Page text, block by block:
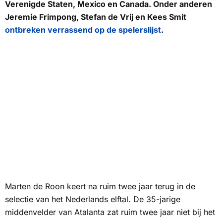
Verenigde Staten, Mexico en Canada. Onder anderen
Jeremie Frimpong, Stefan de Vrij en Kees Smit
ontbreken verrassend op de spelerslijst.
Marten de Roon keert na ruim twee jaar terug in de
selectie van het Nederlands elftal. De 35-jarige
middenvelder van Atalanta zat ruim twee jaar niet bij het